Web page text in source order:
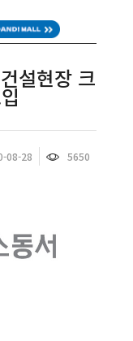
설현장 크
08-28 5650